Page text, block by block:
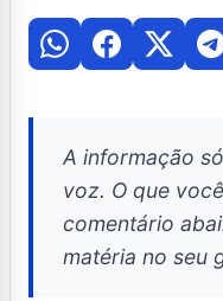
A informação
voz. O que
comentário
matéria no seu